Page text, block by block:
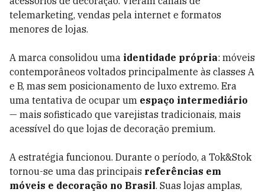
telemarketing, vendas pela internet e formatos
menores de lojas.
A marca consolidou uma identidade própria: móveis
contemporâneos voltados principalmente às classes A
e B, mas sem posicionamento de luxo extremo. Era
uma tentativa de ocupar um espaço intermediário
— mais sofisticado que varejistas tradicionais, mais
acessível do que lojas de decoração premium.
A estratégia funcionou. Durante o período, a Tok&Stok
tornou-se uma das principais referências em
móveis e decoração no Brasil. Suas lojas amplas,